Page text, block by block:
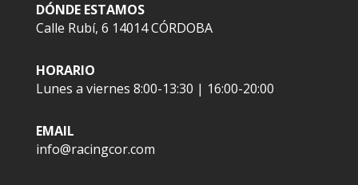
DÓNDE ESTAMOS
Calle Rubí, 6 14014 CÓRDOBA
HORARIO
Lunes a viernes 8:00-13:30 | 16:00-20:00
EMAIL
info@racingcor.com